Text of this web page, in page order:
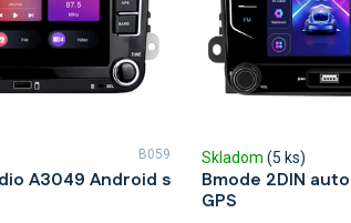
A3049 Android s
B059
Bmode 2DIN
GPS
Skladom (5 ks)